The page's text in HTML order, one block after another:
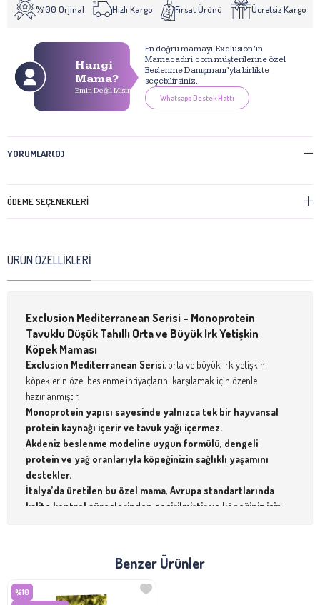
%100 Orjinal Hızlı Kargo Fırsat Ürünü Ücretsiz Kargo
Hangi
Mama?
Emin Değil Misin?
En doğru mamayı, Exclusion’ın
Mamacadiri.com müşterilerine özel
Beslenme Danışmanı’yla birlikte
seçebilirsiniz.
Whatsapp Destek Hattı
YORUMLAR(0)
ÖDEME SEÇENEKLERI
ÜRÜN ÖZELLIKLERI
Exclusion Mediterranean Serisi - Monoprotein
Tavuklu Düşük Tahıllı Orta ve Büyük Irk Yetişkin
Köpek Maması
Exclusion Mediterranean Serisi, orta ve büyük ırk yetişkin
köpeklerin özel beslenme ihtiyaçlarını karşılamak için özenle
hazırlanmıştır.
Monoprotein yapısı sayesinde yalnızca tek bir hayvansal
protein kaynağı içerir ve tavuk yağı içermez.
Akdeniz beslenme modeline uygun formülü, dengeli
protein ve yağ oranlarıyla köpeğinizin sağlıklı yaşamını
destekler.
İtalya’da üretilen bu özel mama, Avrupa standartlarında
kalite kontrol süreçlerinden geçirilmiştir ve köpeğiniz için
Tek bir hayvansal protein kaynağı olan tavuk, hassas
Benzer Ürünler
%10